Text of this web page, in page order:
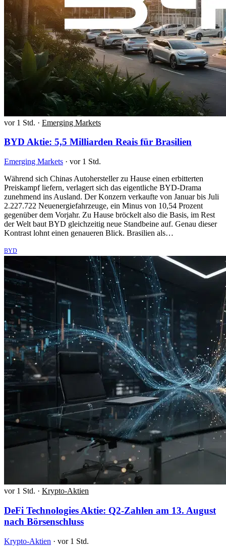
vor 1 Std. · Emerging Markets
BYD Aktie: 5,5 Milliarden Reais für Brasilien
Emerging Markets · vor 1 Std.
Während sich Chinas Autohersteller zu Hause einen erbitterten
Preiskampf liefern, verlagert sich das eigentliche BYD-Drama
zunehmend ins Ausland. Der Konzern verkaufte von Januar bis Juli
2.227.722 Neuenergiefahrzeuge, ein Minus von 10,54 Prozent
gegenüber dem Vorjahr. Zu Hause bröckelt also die Basis, im Rest
der Welt baut BYD gleichzeitig neue Standbeine auf. Genau dieser
Kontrast lohnt einen genaueren Blick. Brasilien als…
BYD
vor 1 Std. · Krypto-Aktien
DeFi Technologies Aktie: Q2-Zahlen am 13. August
nach Börsenschluss
Krypto-Aktien · vor 1 Std.